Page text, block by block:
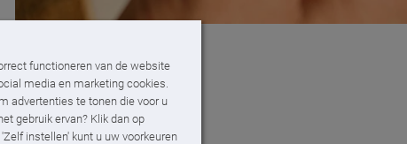
functioneren van de website
media en marketing cookies.
advertenties te tonen die voor u
gebruik ervan? Klik dan op
instellen' kunt u uw voorkeuren